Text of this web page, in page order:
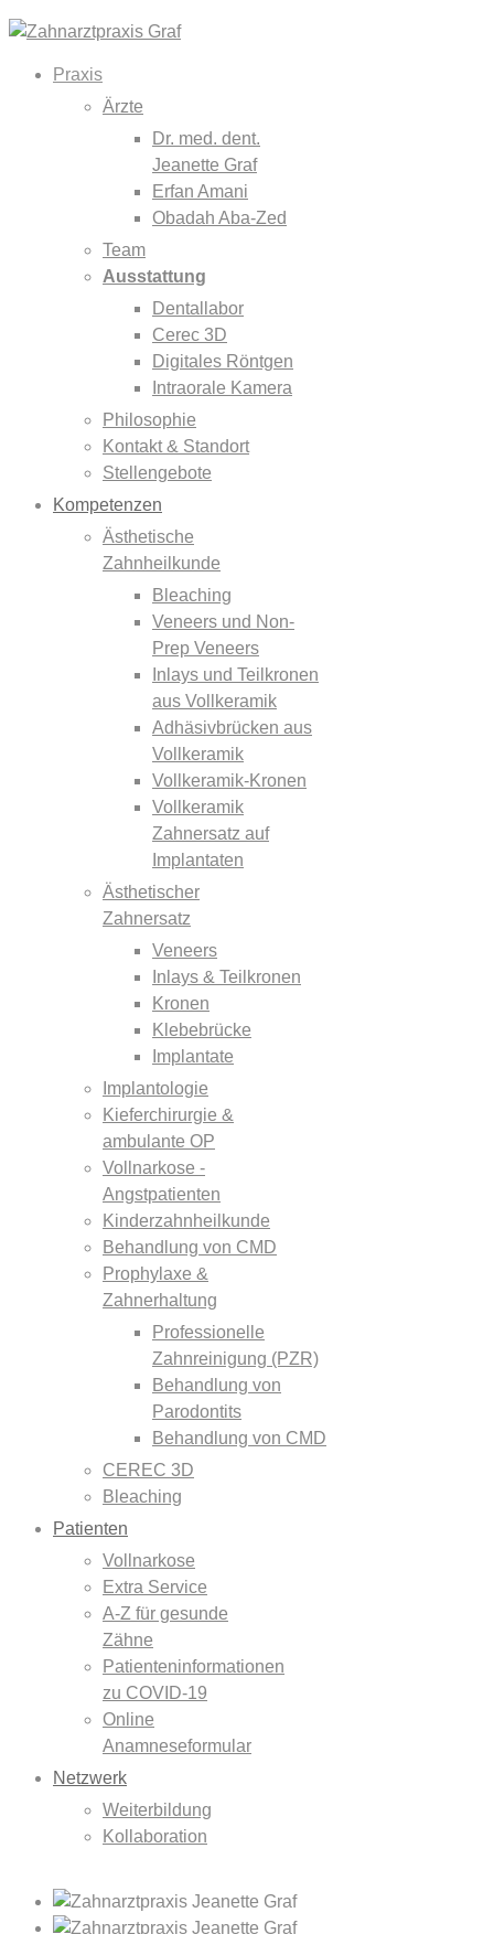
Praxis
Ärzte
Dr. med. dent.
Jeanette Graf
Erfan Amani
Obadah Aba-Zed
Team
Ausstattung
Dentallabor
Cerec 3D
Digitales Röntgen
Intraorale Kamera
Philosophie
Kontakt & Standort
Stellengebote
Kompetenzen
Ästhetische
Zahnheilkunde
Bleaching
Veneers und Non-
Prep Veneers
Inlays und Teilkronen
aus Vollkeramik
Adhäsivbrücken aus
Vollkeramik
Vollkeramik-Kronen
Vollkeramik
Zahnersatz auf
Implantaten
Ästhetischer
Zahnersatz
Veneers
Inlays & Teilkronen
Kronen
Klebebrücke
Implantate
Implantologie
Kieferchirurgie &
ambulante OP
Vollnarkose -
Angstpatienten
Kinderzahnheilkunde
Behandlung von CMD
Prophylaxe &
Zahnerhaltung
Professionelle
Zahnreinigung (PZR)
Behandlung von
Parodontits
Behandlung von CMD
CEREC 3D
Bleaching
Patienten
Vollnarkose
Extra Service
A-Z für gesunde
Zähne
Patienteninformationen
zu COVID-19
Online
Anamneseformular
Netzwerk
Weiterbildung
Kollaboration